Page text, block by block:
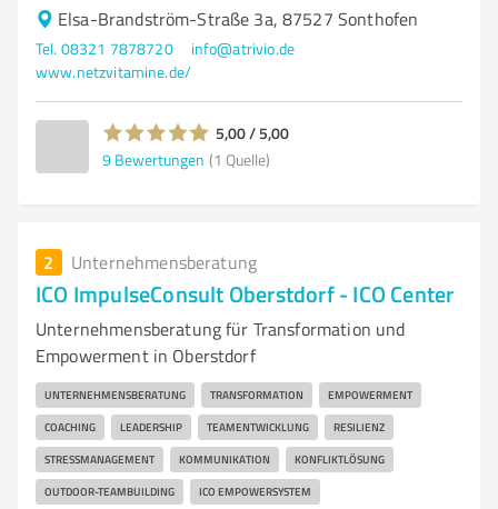
Elsa-Brandström-Straße 3a, 87527 Sonthofen
Tel. 08321 7878720
info@atrivio.de
www.netzvitamine.de/
5,00 / 5,00
9 Bewertungen (1 Quelle)
2 Unternehmensberatung
ICO ImpulseConsult Oberstdorf - ICO Center
Unternehmensberatung für Transformation und
Empowerment in Oberstdorf
UNTERNEHMENSBERATUNG TRANSFORMATION EMPOWERMENT
COACHING LEADERSHIP TEAMENTWICKLUNG RESILIENZ
STRESSMANAGEMENT KOMMUNIKATION KONFLIKTLÖSUNG
OUTDOOR-TEAMBUILDING ICO EMPOWERSYSTEM